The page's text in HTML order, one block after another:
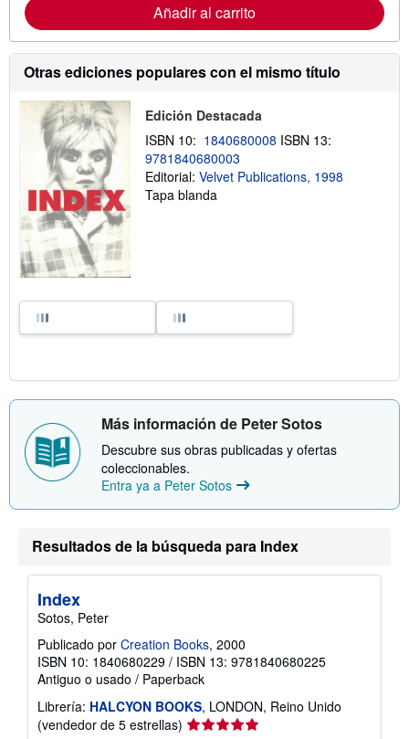
i
ó
n
s
l
t
e
v
Añadir al carrito
Otras ediciones populares con el mismo título
Edición Destacada
ISBN 10: 1840680008 ISBN 13:
9781840680003
Editorial: Velvet Publications, 1998
Tapa blanda
Más información de Peter Sotos
Descubre sus obras publicadas y ofertas
coleccionables.
Entra ya a Peter Sotos
Resultados de la búsqueda para Index
Index
Sotos, Peter
Publicado por Creation Books, 2000
ISBN 10: 1840680229 / ISBN 13: 9781840680225
Antiguo o usado / Paperback
Librería: HALCYON BOOKS, LONDON, Reino Unido
(vendedor de 5 estrellas) Calificación